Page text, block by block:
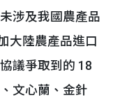
涉及我國農產品
大陸農產品進口
議爭取到的 18
文心蘭、金針